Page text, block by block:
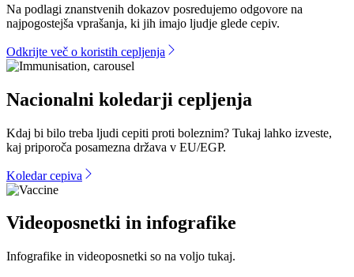
Na podlagi znanstvenih dokazov posredujemo odgovore na
najpogostejša vprašanja, ki jih imajo ljudje glede cepiv.
Odkrijte več o koristih cepljenja
Nacionalni koledarji cepljenja
Kdaj bi bilo treba ljudi cepiti proti boleznim? Tukaj lahko izveste,
kaj priporoča posamezna država v EU/EGP.
Koledar cepiva
Videoposnetki in infografike
Infografike in videoposnetki so na voljo tukaj.